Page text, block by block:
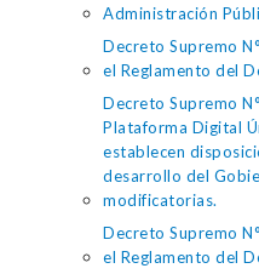
Administración
Decreto Supremo
el Reglamento del
Decreto Supremo
Plataforma Digital
establecen
desarrollo del
modificatorias.
Decreto Supremo
el Reglamento del